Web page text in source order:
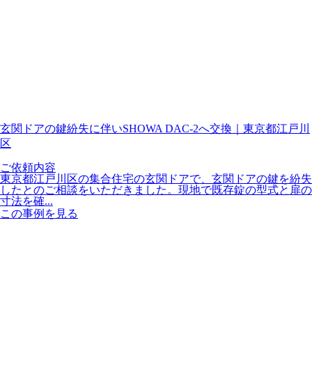
玄関ドアの鍵紛失に伴いSHOWA DAC-2へ交換｜東京都江戸川
区
ご依頼内容
東京都江戸川区の集合住宅の玄関ドアで、玄関ドアの鍵を紛失
したとのご相談をいただきました。現地で既存錠の型式と扉の
寸法を確...
この事例を見る